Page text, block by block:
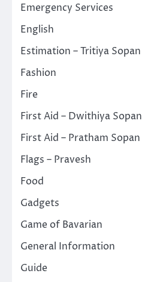
Emergency Services
English
Estimation – Tritiya Sopan
Fashion
Fire
First Aid – Dwithiya Sopan
First Aid – Pratham Sopan
Flags – Pravesh
Food
Gadgets
Game of Bavarian
General Information
Guide